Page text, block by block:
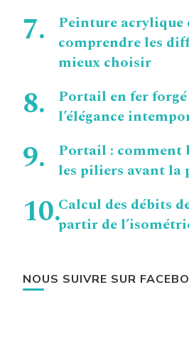
Peinture acrylique
comprendre les
mieux choisir
Portail en fer
l’élégance
Portail : comment
les piliers avant la
Calcul des débits
partir de
NOUS SUIVRE SUR